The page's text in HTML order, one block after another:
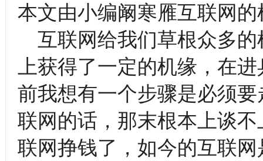
本文由小编阚寒雁互联网
互联网给我们草根众多的
上获得了一定的机缘，在
前我想有一个步骤是必须
联网的话，那末根本上谈
联网挣钱了，如今的互联